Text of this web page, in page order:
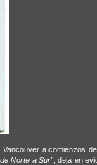
a comienzos
Norte a Sur” , deja en